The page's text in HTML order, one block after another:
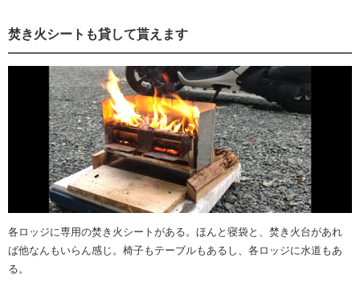
焚き火シートも貸して貰えます
各ロッジに専用の焚き火シートがある。ほんと寝袋と、焚き火台があれ
ば他なんもいらん感じ。椅子もテーブルもあるし、各ロッジに水道もあ
る。